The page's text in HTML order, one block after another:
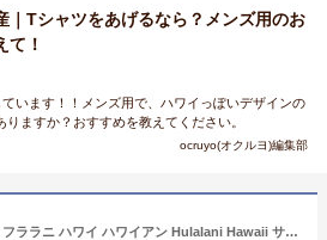
｜Tシャツをあげるなら？メンズ用のお
て！
います！！メンズ用で、ハワイっぽいデザインの
ますか？おすすめを教えてください。
ocruyo(オクルヨ)編集部
メンズ 半袖 Tシャツ フララニ ハワイ ハワイアン Hulalani Hawaii サーフブランド (メンズ/チャコールグレー) ハワイアン雑貨 232HU1ST055 送料無料 サーフ 雑貨 ハワイ